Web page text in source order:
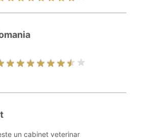
un cabinet veterinar